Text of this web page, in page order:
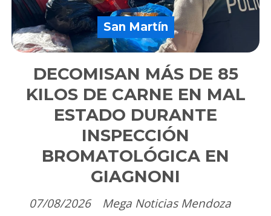
DECOMISAN MÁS DE 85
KILOS DE CARNE EN MAL
ESTADO DURANTE
INSPECCIÓN
BROMATOLÓGICA EN
GIAGNONI
Mega Noticias Mendoza
San Martín
07/08/2026